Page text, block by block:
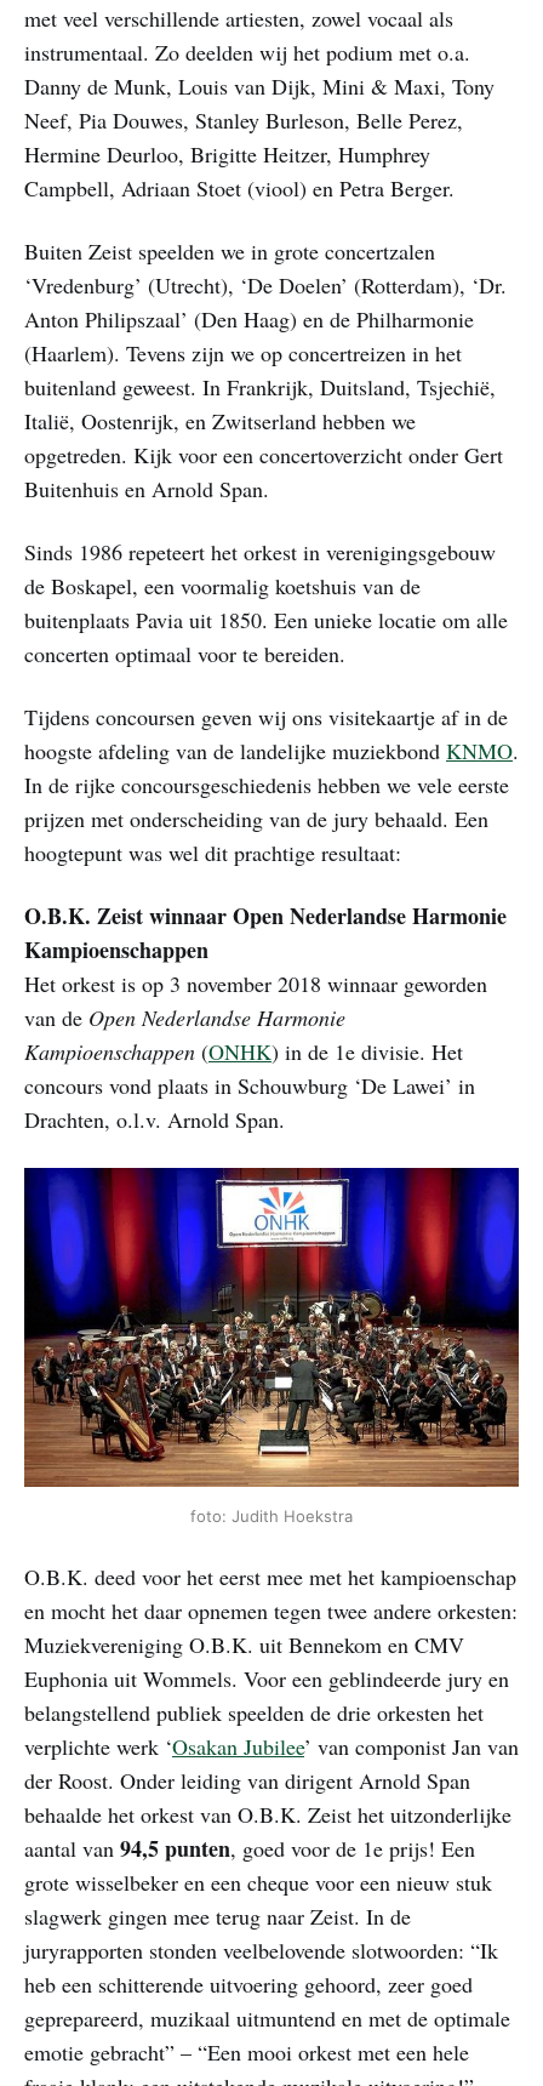
met veel verschillende artiesten, zowel vocaal als
instrumentaal. Zo deelden wij het podium met o.a.
Danny de Munk, Louis van Dijk, Mini & Maxi, Tony
Neef, Pia Douwes, Stanley Burleson, Belle Perez,
Hermine Deurloo, Brigitte Heitzer, Humphrey
Campbell, Adriaan Stoet (viool) en Petra Berger.
Buiten Zeist speelden we in grote concertzalen
‘Vredenburg’ (Utrecht), ‘De Doelen’ (Rotterdam), ‘Dr.
Anton Philipszaal’ (Den Haag) en de Philharmonie
(Haarlem). Tevens zijn we op concertreizen in het
buitenland geweest. In Frankrijk, Duitsland, Tsjechië,
Italië, Oostenrijk, en Zwitserland hebben we
opgetreden. Kijk voor een concertoverzicht onder Gert
Buitenhuis en Arnold Span.
Sinds 1986 repeteert het orkest in verenigingsgebouw
de Boskapel, een voormalig koetshuis van de
buitenplaats Pavia uit 1850. Een unieke locatie om alle
concerten optimaal voor te bereiden.
Tijdens concoursen geven wij ons visitekaartje af in de
hoogste afdeling van de landelijke muziekbond KNMO.
In de rijke concoursgeschiedenis hebben we vele eerste
prijzen met onderscheiding van de jury behaald. Een
hoogtepunt was wel dit prachtige resultaat:
O.B.K. Zeist winnaar Open Nederlandse Harmonie
Kampioenschappen
Het orkest is op 3 november 2018 winnaar geworden
van de Open Nederlandse Harmonie
Kampioenschappen (ONHK) in de 1e divisie. Het
concours vond plaats in Schouwburg ‘De Lawei’ in
Drachten, o.l.v. Arnold Span.
foto: Judith Hoekstra
O.B.K. deed voor het eerst mee met het kampioenschap
en mocht het daar opnemen tegen twee andere orkesten:
Muziekvereniging O.B.K. uit Bennekom en CMV
Euphonia uit Wommels. Voor een geblindeerde jury en
belangstellend publiek speelden de drie orkesten het
verplichte werk ‘Osakan Jubilee’ van componist Jan van
der Roost. Onder leiding van dirigent Arnold Span
behaalde het orkest van O.B.K. Zeist het uitzonderlijke
aantal van 94,5 punten, goed voor de 1e prijs! Een
grote wisselbeker en een cheque voor een nieuw stuk
slagwerk gingen mee terug naar Zeist. In de
juryrapporten stonden veelbelovende slotwoorden: “Ik
heb een schitterende uitvoering gehoord, zeer goed
geprepareerd, muzikaal uitmuntend en met de optimale
emotie gebracht” – “Een mooi orkest met een hele